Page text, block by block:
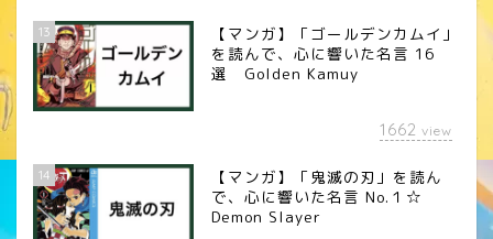
13
【マンガ】「ゴールデンカムイ」
を読んで、心に響いた名言 16
選 Golden Kamuy
1662 view
14
【マンガ】「鬼滅の刃」を読ん
で、心に響いた名言 No.１☆
Demon Slayer